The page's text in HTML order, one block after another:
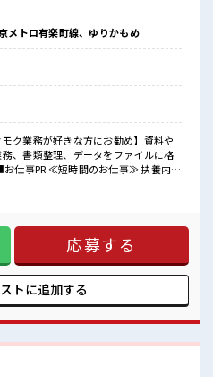
あります♪
満喫！
抜でなければOKです！
イ≫
安だけど、
！
目指していきましょう！
ーもOKなのはウレシイPoint☆
☆
メトロ有楽町線、ゆりかもめ
モク業務が好きな方にお勧め】資料や
、書類整理、データをファイルに格
さんも気軽にご応募くださいね♪ ≪時
喫！ ≪髪型自由≫ 基本的に髪色自由で
ればOKです！ (規定有)≪未経験の方
とにチャレンジするのは不安だけ
整っています！ イチからスキルUP・
■職場の雰囲気 派手すぎ
ラーもOKなのはウレシイPoint☆ 休憩
ー付き職場♪
応募する
トに追加する